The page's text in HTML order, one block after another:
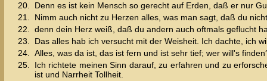
20.
Denn es ist kein Mensch so gerecht auf Erden, daß er nur
21.
Nimm auch nicht zu Herzen alles, was man sagt, daß du
22.
denn dein Herz weiß, daß du andern auch oftmals geflucht
23.
Das alles hab ich versucht mit der Weisheit. Ich dachte, ich
24.
Alles, was da ist, das ist fern und ist sehr tief; wer will's
25.
Ich richtete meinen Sinn darauf, zu erfahren und zu
ist und Narrheit Tollheit.